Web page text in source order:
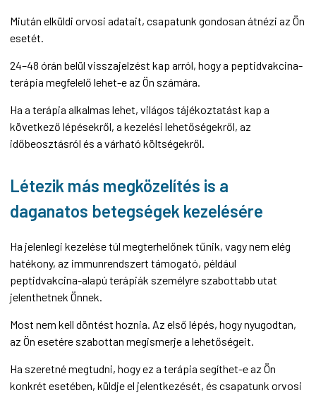
Miután elküldi orvosi adatait, csapatunk gondosan átnézi az Ön
esetét.
24–48 órán belül visszajelzést kap arról, hogy a peptidvakcina-
terápia megfelelő lehet-e az Ön számára.
Ha a terápia alkalmas lehet, világos tájékoztatást kap a
következő lépésekről, a kezelési lehetőségekről, az
időbeosztásról és a várható költségekről.
Létezik más megközelítés is a
daganatos betegségek kezelésére
Ha jelenlegi kezelése túl megterhelőnek tűnik, vagy nem elég
hatékony, az immunrendszert támogató, például
peptidvakcina-alapú terápiák személyre szabottabb utat
jelenthetnek Önnek.
Most nem kell döntést hoznia. Az első lépés, hogy nyugodtan,
az Ön esetére szabottan megismerje a lehetőségeit.
Ha szeretné megtudni, hogy ez a terápia segíthet-e az Ön
konkrét esetében, küldje el jelentkezését, és csapatunk orvosi